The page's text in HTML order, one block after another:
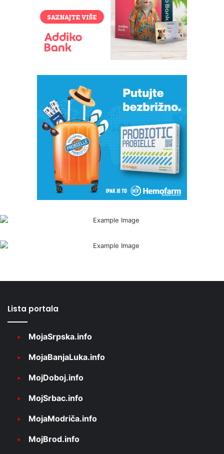
Lista portala
MojaSrpska.info
MojaBanjaLuka.info
MojDoboj.info
MojSrbac.info
MojaModriča.info
MojBrod.info